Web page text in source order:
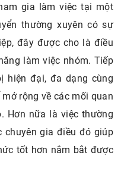
gia làm việc tại một
thường xuyên có sự
đây được cho là điều
làm việc nhóm. Tiếp
hiện đại, đa dạng cùng
rộng về các mối quan
Hơn nữa là việc thường
chuyên gia điều đó giúp
tốt hơn nắm bắt được